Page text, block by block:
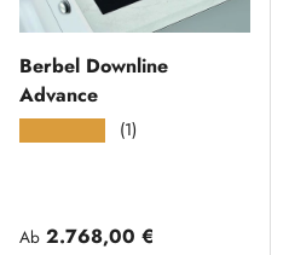
Berbel Downline
Advance
(1)
Normaler Preis
Ab 2.768,00 €